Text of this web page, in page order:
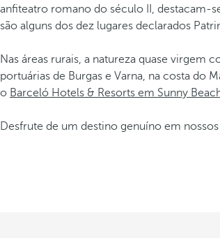
anfiteatro romano do século II, destacam-
são alguns dos dez lugares declarados
Nas áreas rurais, a natureza quase virgem
portuárias de Burgas e Varna, na costa do
o Barceló Hotels & Resorts em Sunny
Desfrute de um destino genuíno em nossos